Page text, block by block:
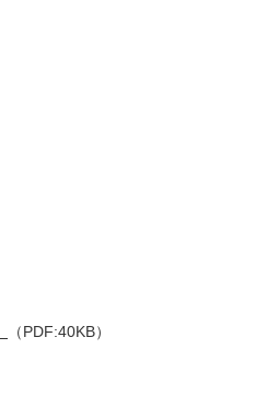
（PDF:40KB）